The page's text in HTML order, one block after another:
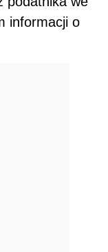
informacji o